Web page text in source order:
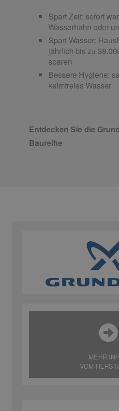
Spart Zeit: sofort
Wasserhahn oder
Spart Wasser:
jährlich bis zu
sparen
Bessere Hygiene:
keimfreies Wasser
Entdecken Sie die
Baureihe
MEHR
VOM